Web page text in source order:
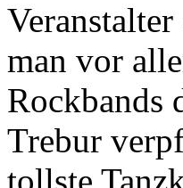
man vor
Rockbands
Trebur
tollste